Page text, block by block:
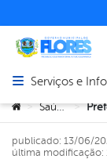
Abrir menu
Serviços e
Você está aqui:
> Saúde >
publicado: 13/06/
última modificação: